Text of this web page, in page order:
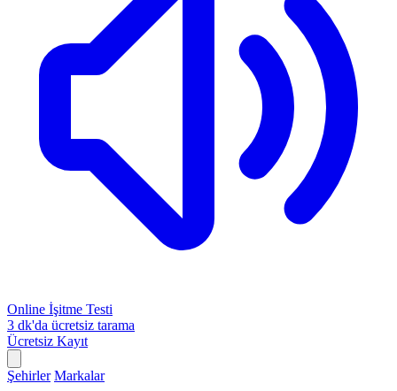
Online İşitme Testi
3 dk'da ücretsiz tarama
Ücretsiz Kayıt
Şehirler Markalar